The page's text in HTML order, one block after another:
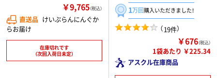
￥9,765（税込）
直送品 けいぷらんにんぐか
らお届け
在庫切れです
（次回入荷日未定）
1万回購入いただきました！
（19件）
￥676（税込）
1袋あたり ￥225.34
アスクル在庫商品